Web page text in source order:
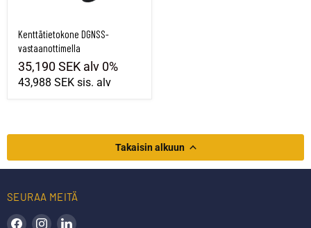
Kenttätietokone DGNSS-
vastaanottimella
35,190 SEK alv 0%
43,988 SEK sis. alv
Takaisin alkuun
SEURAA MEITÄ
Löydä meidät Facebookista
Löydä meidät Instagramista